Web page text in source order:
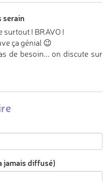
serain
! BRAVO !
ça génial 😉
de besoin... on discute sur
jamais diffusé)